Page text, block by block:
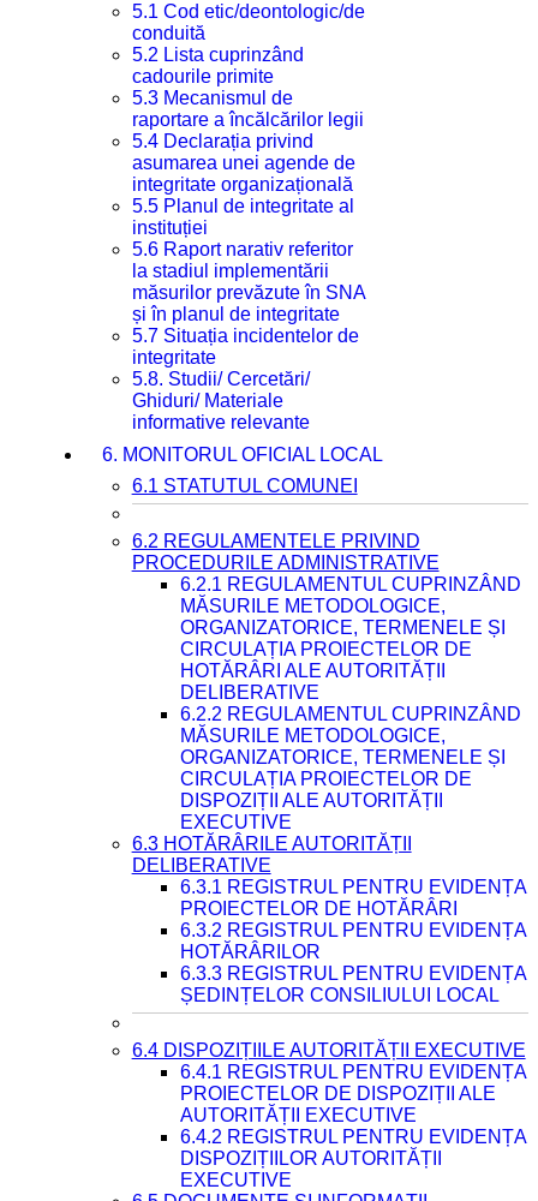
5.1 Cod etic/deontologic/de
conduită
5.2 Lista cuprinzând
cadourile primite
5.3 Mecanismul de
raportare a încălcărilor legii
5.4 Declarația privind
asumarea unei agende de
integritate organizațională
5.5 Planul de integritate al
instituției
5.6 Raport narativ referitor
la stadiul implementării
măsurilor prevăzute în SNA
și în planul de integritate
5.7 Situația incidentelor de
integritate
5.8. Studii/ Cercetări/
Ghiduri/ Materiale
informative relevante
6. MONITORUL OFICIAL LOCAL
6.1 STATUTUL COMUNEI
6.2 REGULAMENTELE PRIVIND
PROCEDURILE ADMINISTRATIVE
6.2.1 REGULAMENTUL CUPRINZÂND
MĂSURILE METODOLOGICE,
ORGANIZATORICE, TERMENELE ȘI
CIRCULAȚIA PROIECTELOR DE
HOTĂRÂRI ALE AUTORITĂȚII
DELIBERATIVE
6.2.2 REGULAMENTUL CUPRINZÂND
MĂSURILE METODOLOGICE,
ORGANIZATORICE, TERMENELE ȘI
CIRCULAȚIA PROIECTELOR DE
DISPOZIȚII ALE AUTORITĂȚII
EXECUTIVE
6.3 HOTĂRÂRILE AUTORITĂȚII
DELIBERATIVE
6.3.1 REGISTRUL PENTRU EVIDENȚA
PROIECTELOR DE HOTĂRÂRI
6.3.2 REGISTRUL PENTRU EVIDENȚA
HOTĂRÂRILOR
6.3.3 REGISTRUL PENTRU EVIDENȚA
ȘEDINȚELOR CONSILIULUI LOCAL
6.4 DISPOZIȚIILE AUTORITĂȚII EXECUTIVE
6.4.1 REGISTRUL PENTRU EVIDENȚA
PROIECTELOR DE DISPOZIȚII ALE
AUTORITĂȚII EXECUTIVE
6.4.2 REGISTRUL PENTRU EVIDENȚA
DISPOZIȚIILOR AUTORITĂȚII
EXECUTIVE